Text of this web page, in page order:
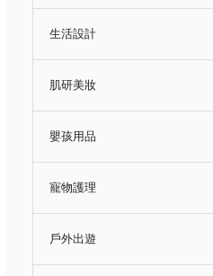
生活設計
肌研美妝
嬰孩用品
寵物護理
戶外出遊